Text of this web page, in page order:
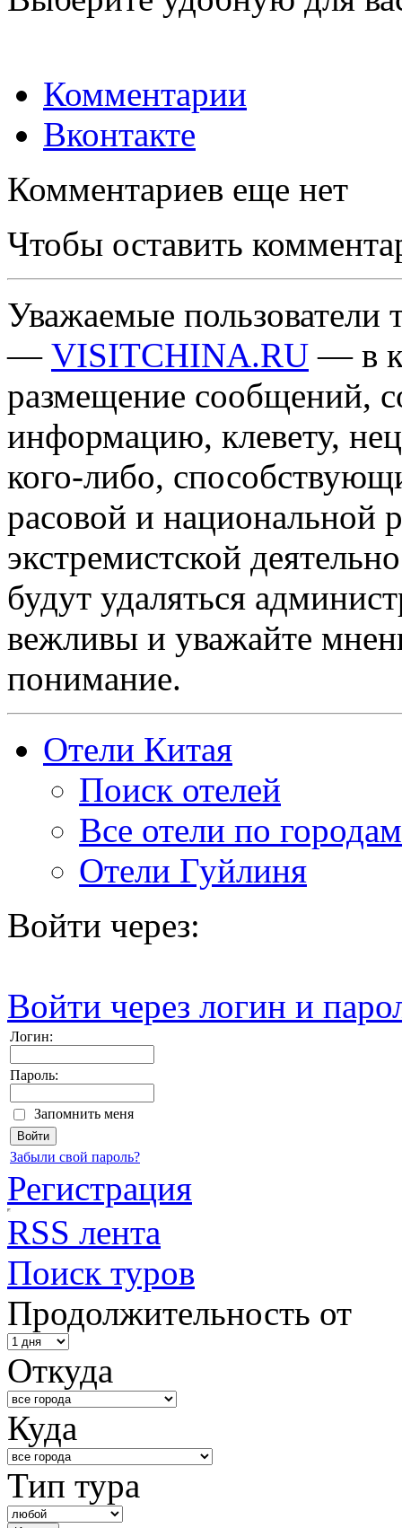
Комментарии
Вконтакте
Комментариев еще нет
Чтобы оставить
Уважаемые пользователи
— VISITCHINA.RU — в
размещение сообщений,
информацию, клевету,
кого-либо,
расовой и национальной
экстремистской
будут удаляться
вежливы и уважайте
понимание.
Отели Китая
Поиск отелей
Все отели по городам
Отели Гуйлиня
Войти через:
Войти через логин и
Логин:
Пароль:
Запомнить меня
Забыли свой пароль?
Регистрация
RSS лента
Поиск туров
Продолжительность от
Откуда
Куда
Тип тура